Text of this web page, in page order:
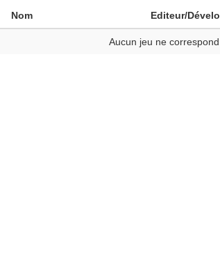
Nom Editeur/
Aucun jeu ne